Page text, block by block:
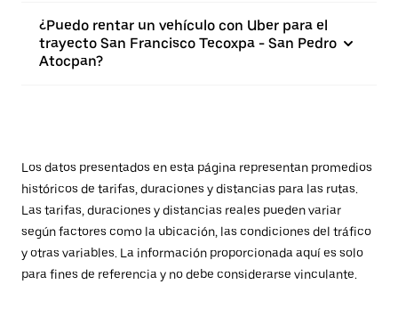
¿Puedo rentar un vehículo con Uber para el
trayecto San Francisco Tecoxpa - San Pedro
Atocpan?
Los datos presentados en esta página representan promedios
históricos de tarifas, duraciones y distancias para las rutas.
Las tarifas, duraciones y distancias reales pueden variar
según factores como la ubicación, las condiciones del tráfico
y otras variables. La información proporcionada aquí es solo
para fines de referencia y no debe considerarse vinculante.